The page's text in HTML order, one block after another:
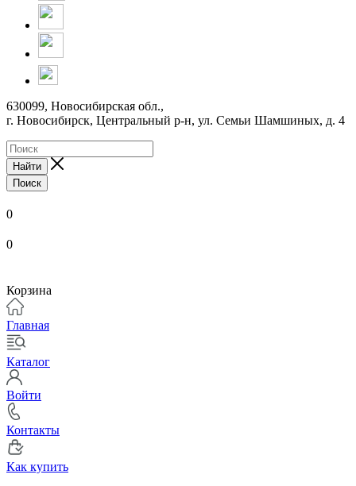
630099, Новосибирская обл.,
г. Новосибирск, Центральный р-н, ул. Семьи Шамшиных, д. 4
Найти
Поиск
0
0
Корзина
Главная
Каталог
Войти
Контакты
Как купить